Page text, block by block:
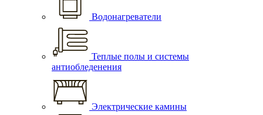
Водонагреватели
Теплые полы и системы
антиобледенения
Электрические камины